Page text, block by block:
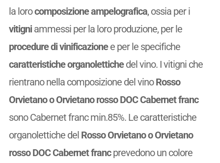
la lorocomposizione ampelografica, ossia per i
vitigniammessi per la loro produzione, per le
procedure di vinificazionee per le specifiche
caratteristiche organolettichedel vino. I vitigni che
rientrano nella composizione del vinoRosso
Orvietano o Orvietano rosso DOC Cabernet franc
sono Cabernet franc min.85%. Le caratteristiche
organolettiche delRosso Orvietano o Orvietano
rosso DOC Cabernet francprevedono un colore